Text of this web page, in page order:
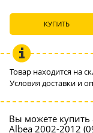
КУПИТЬ
Товар находится на
Условия доставки и
Вы можете купить
Albea 2002-2012